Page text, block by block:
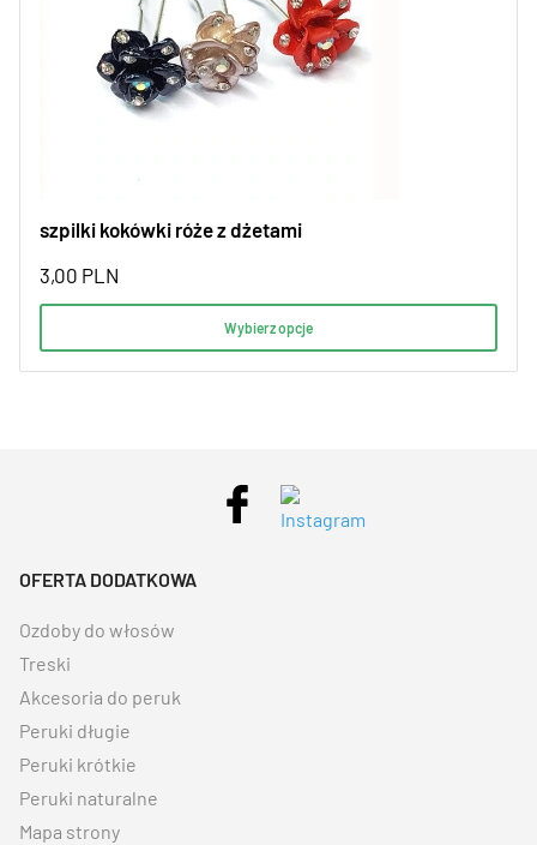
szpilki kokówki róże z dżetami
3,00 PLN
Wybierz opcje
OFERTA DODATKOWA
Ozdoby do włosów
Treski
Akcesoria do peruk
Peruki długie
Peruki krótkie
Peruki naturalne
Mapa strony